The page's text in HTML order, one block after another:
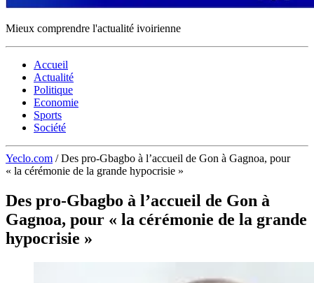
Mieux comprendre l'actualité ivoirienne
Accueil
Actualité
Politique
Economie
Sports
Société
Yeclo.com / Des pro-Gbagbo à l’accueil de Gon à Gagnoa, pour
« la cérémonie de la grande hypocrisie »
Des pro-Gbagbo à l’accueil de Gon à
Gagnoa, pour « la cérémonie de la grande
hypocrisie »